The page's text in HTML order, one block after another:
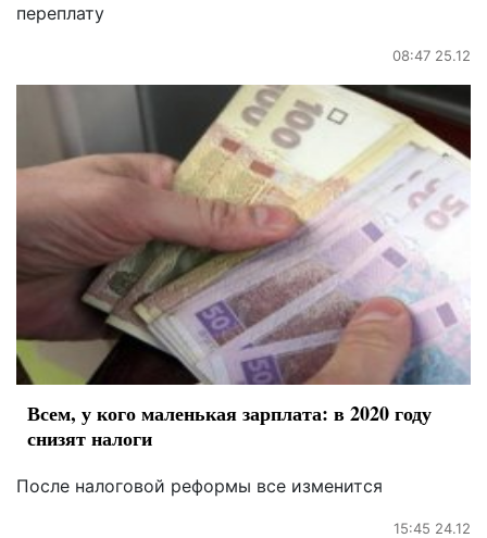
переплату
08:47 25.12
Всем, у кого маленькая зарплата: в 2020 году
снизят налоги
После налоговой реформы все изменится
15:45 24.12